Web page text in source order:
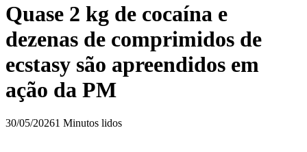
Quase 2 kg de cocaína e
dezenas de comprimidos de
ecstasy são apreendidos em
ação da PM
30/05/20261 Minutos lidos